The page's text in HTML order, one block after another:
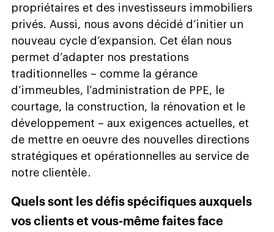
propriétaires et des investisseurs immobiliers
privés. Aussi, nous avons décidé d’initier un
nouveau cycle d’expansion. Cet élan nous
permet d’adapter nos prestations
traditionnelles – comme la gérance
d’immeubles, l’administration de PPE, le
courtage, la construction, la rénovation et le
développement – aux exigences actuelles, et
de mettre en oeuvre des nouvelles directions
stratégiques et opérationnelles au service de
notre clientèle .
Quels sont les défis spécifiques auxquels
vos clients et vous-même faites face